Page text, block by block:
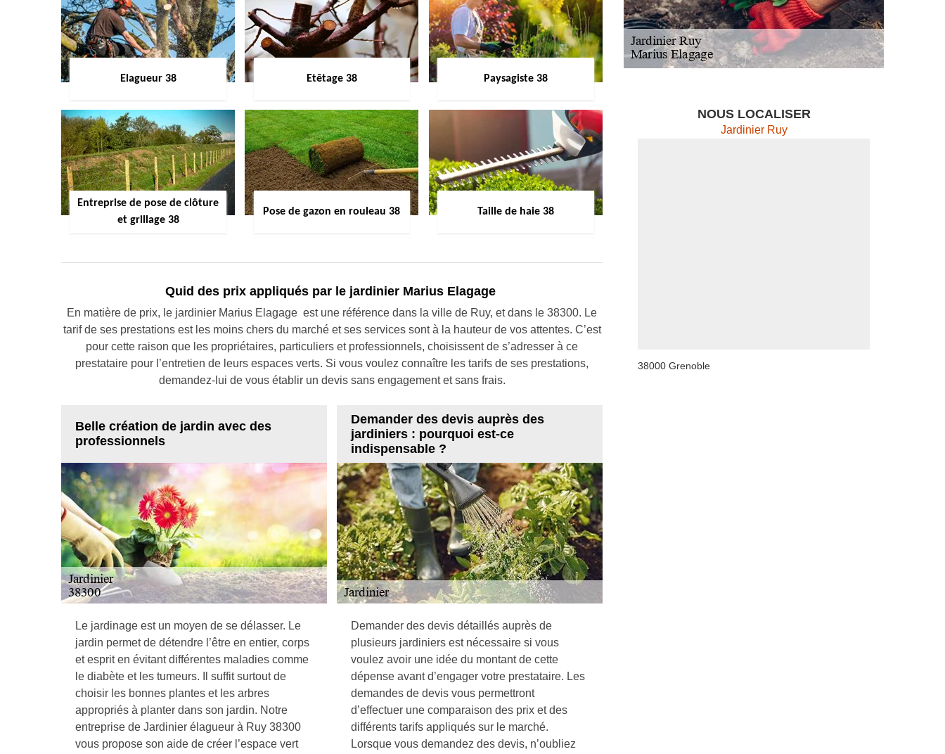
Elagueur 38 Etêtage 38 Paysagiste 38
Entreprise de pose de clôture
et grillage 38
Pose de gazon en rouleau 38 Taille de haie 38
Quid des prix appliqués par le jardinier Marius Elagage
En matière de prix, le jardinier Marius Elagage est une référence dans la ville de Ruy, et dans le 38300. Le
tarif de ses prestations est les moins chers du marché et ses services sont à la hauteur de vos attentes. C’est
pour cette raison que les propriétaires, particuliers et professionnels, choisissent de s’adresser à ce
prestataire pour l’entretien de leurs espaces verts. Si vous voulez connaître les tarifs de ses prestations,
demandez-lui de vous établir un devis sans engagement et sans frais.
Belle création de jardin avec des
professionnels
Le jardinage est un moyen de se délasser. Le
jardin permet de détendre l’être en entier, corps
et esprit en évitant différentes maladies comme
le diabète et les tumeurs. Il suffit surtout de
choisir les bonnes plantes et les arbres
appropriés à planter dans son jardin. Notre
entreprise de Jardinier élagueur à Ruy 38300
vous propose son aide de créer l’espace vert
Demander des devis auprès des
jardiniers : pourquoi est-ce
indispensable ?
Demander des devis détaillés auprès de
plusieurs jardiniers est nécessaire si vous
voulez avoir une idée du montant de cette
dépense avant d’engager votre prestataire. Les
demandes de devis vous permettront
d’effectuer une comparaison des prix et des
différents tarifs appliqués sur le marché.
Lorsque vous demandez des devis, n’oubliez
NOUS LOCALISER
Jardinier Ruy
38000 Grenoble